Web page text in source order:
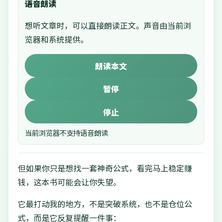
语音朗读
想听文章时，可以直接朗读正文。声音由当前浏
览器和系统提供。
朗读本文
暂停
停止
当前浏览器不支持语音朗读
但如果你只是想找一套神奇公式，看完马上稳定赚
钱，这本书可能会让你失望。
它最打动我的地方，不是突破系统，也不是仓位公
式，而是它反复提醒一件事：